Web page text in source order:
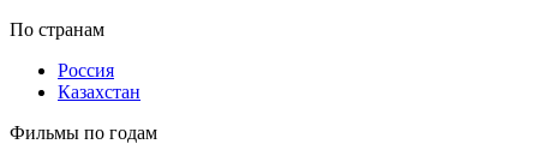
По странам
Россия
Казахстан
Фильмы по годам